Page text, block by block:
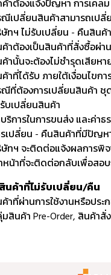
าต้องแจ้งปัญหา การเคล
เปลี่ยนสินค้าสามารถเป
ทฯ ไม่รับเปลี่ยน - คืนสิน
าต้องเป็นสินค้าที่สั่งซื้อผ่า
านั้นจะต้องไม่ชำรุดเสียห
าที่ได้รับ ภายใต้เงื่อนไข
ที่ต้องการเปลี่ยนสินค้า ชุ
บเปลี่ยนสินค้า
ริการในการขนส่ง และค่า
เปลี่ยน - คืนสินค้าที่มีปัญห
ทฯ จะติดต่อแจ้งผลการพิ
หน้าที่จะติดต่อกลับเพื่อส
นค้าที่ไม่รับเปลี่ยน/คืน
าที่ผ่านการใช้งานหรือปร
สินค้า Pre-Order, สินค้าสั่